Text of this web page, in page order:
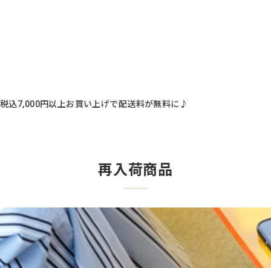
税込7,000円以上お買い上げで配送料が無料に♪
再入荷商品